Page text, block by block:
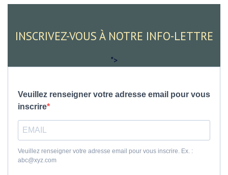
INSCRIVEZ-VOUS À NOTRE INFO-LETTRE
">
Veuillez renseigner votre adresse email pour vous
inscrire
Veuillez renseigner votre adresse email pour vous inscrire. Ex. :
abc@xyz.com